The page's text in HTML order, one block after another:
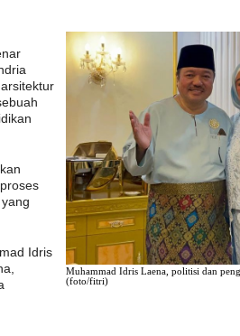
Muhammad Idris Laena, politisi dan
(foto/fitri)
Idris